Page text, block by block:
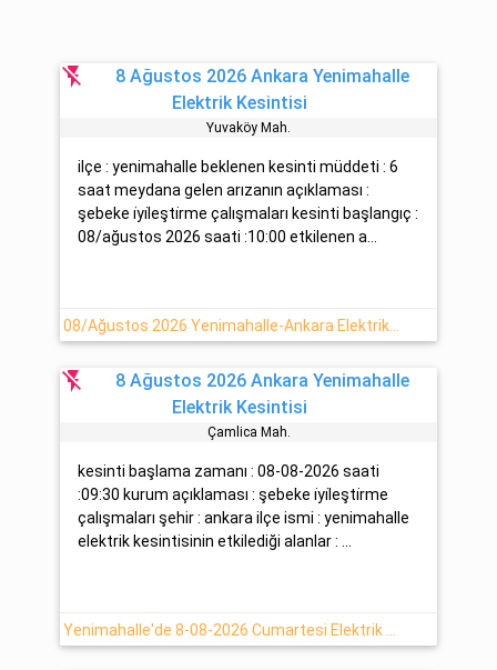
flash_off
8 Ağustos 2026 Ankara Yenimahalle
Elektrik Kesintisi
Yuvaköy Mah.
ilçe : yenimahalle beklenen kesinti müddeti : 6
saat meydana gelen arızanın açıklaması :
şebeke i̇yi̇leşti̇rme çalışmaları kesinti başlangıç :
08/ağustos 2026 saati :10:00 etkilenen a...
08/Ağustos 2026 Yenimahalle-Ankara Elektrik Arıza Detayı
flash_off
8 Ağustos 2026 Ankara Yenimahalle
Elektrik Kesintisi
Çamlica Mah.
kesinti başlama zamanı : 08-08-2026 saati
:09:30 kurum açıklaması : şebeke i̇yi̇leşti̇rme
çalışmaları şehir : ankara ilçe ismi : yenimahalle
elektrik kesintisinin etkilediği alanlar : ...